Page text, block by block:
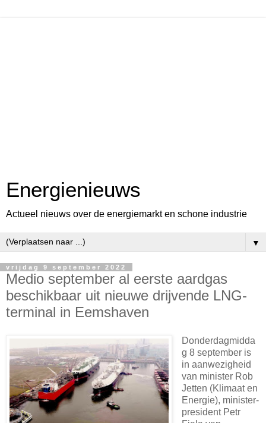
Energienieuws
Actueel nieuws over de energiemarkt en schone industrie
▼
vrijdag 9 september 2022
Medio september al eerste aardgas
beschikbaar uit nieuwe drijvende LNG-
terminal in Eemshaven
Donderdagmidda
g 8 september is
in aanwezigheid
van minister Rob
Jetten (Klimaat en
Energie), minister-
president Petr